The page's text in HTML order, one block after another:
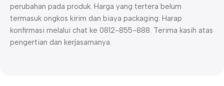
perubahan pada produk. Harga yang tertera belum
termasuk ongkos kirim dan biaya packaging. Harap
konfirmasi melalui chat ke 0812-855-888. Terima kasih atas
pengertian dan kerjasamanya.